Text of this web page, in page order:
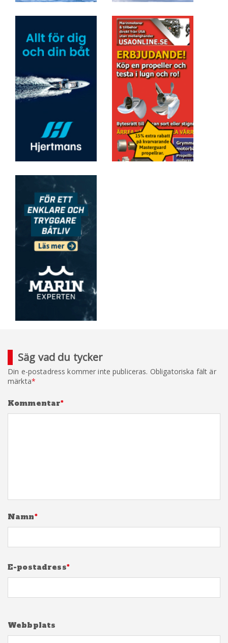
Säg vad du tycker
Din e-postadress kommer inte publiceras. Obligatoriska fält är
märkta*
Kommentar*
Namn*
E-postadress*
Webbplats